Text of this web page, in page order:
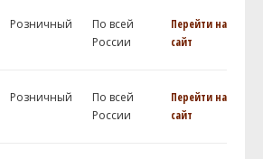
Розничный
По всей
России
Перейти на
сайт
Розничный
По всей
России
Перейти на
сайт